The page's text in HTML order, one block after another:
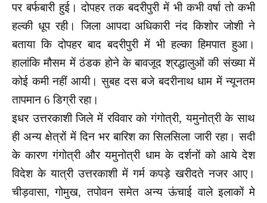
पर बर्फबारी हुई। दोपहर तक बदरीपुरी में भी कभी वर्षा तो कभी
हल्की धूप रही। जिला आपदा अधिकारी नंद किशोर जोशी ने
बताया कि दोपहर बाद बदरीपुरी में भी हल्का हिमपात हुआ।
हालांकि मौसम में ठंडक होने के बावजूद श्रद्धालुओं की संख्या में
कोई कमी नहीं आयी। सुबह दस बजे बदरीनाथ धाम में न्यूनतम
तापमान 6 डिग्री रहा।
इधर उत्तरकाशी जिले में रविवार को गंगोत्री, यमुनोत्री के साथ
ही अन्य क्षेत्रों में दिन भर बारिश का सिलसिला जारी रहा। सदी
के कारण गंगोत्री और यमुनोत्री धाम के दर्शनों को आये देश
विदेश के यात्री उत्तरकाशी में गर्म कपड़े खरीदते नजर आए।
चीड़वासा, गोमुख, तपोवन समेत अन्य ऊंचाई वाले इलाकों मे